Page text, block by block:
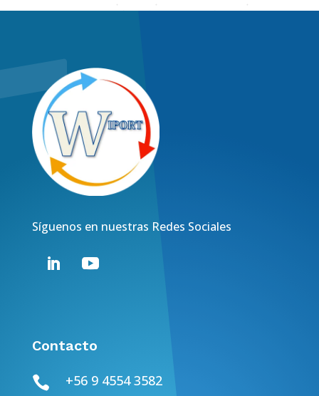
Síguenos en nuestras Redes Sociales
Contacto
 +56 9 4554 3582